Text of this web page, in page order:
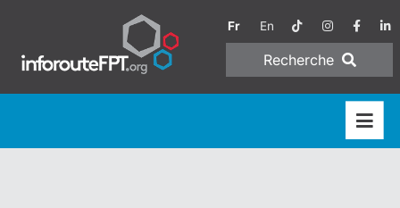
Fr En
Recherche